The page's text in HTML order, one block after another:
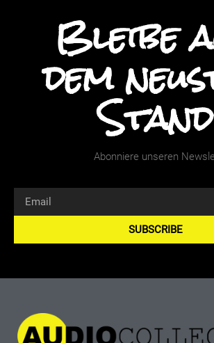
Bleibe
dem
Stand
Abonniere unseren
SUBSCRIBE